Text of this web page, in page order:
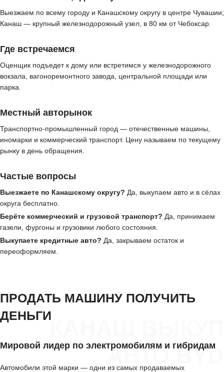
Выезжаем по всему городу и Канашскому округу в центре Чувашии;
Канаш — крупный железнодорожный узел, в 80 км от Чебоксар.
Где встречаемся
Оценщик подъедет к дому или встретимся у железнодорожного
вокзала, вагоноремонтного завода, центральной площади или
парка.
Местный авторынок
Транспортно-промышленный город — отечественные машины,
иномарки и коммерческий транспорт. Цену называем по текущему
рынку в день обращения.
Частые вопросы
Выезжаете по Канашскому округу? Да, выкупаем авто и в сёлах
округа бесплатно.
Берёте коммерческий и грузовой транспорт? Да, принимаем
газели, фургоны и грузовики любого состояния.
Выкупаете кредитные авто? Да, закрываем остаток и
переоформляем.
КАНАШ ВЫКУП
АВТО BYD
ПРОДАТЬ МАШИНУ ПОЛУЧИТЬ
ДЕНЬГИ
Мировой лидер по электромобилям и гибридам
Автомобили этой марки — одни из самых продаваемых